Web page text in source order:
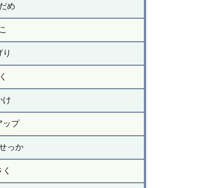
め
り
け
ップ
っか